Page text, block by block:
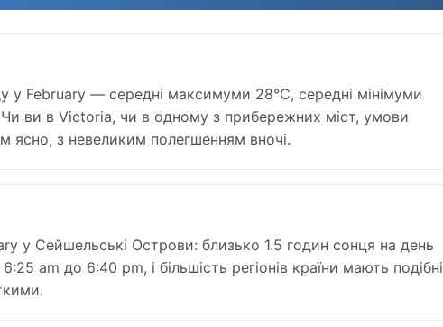
у February — середні максимуми 28°C, середні мінімуми
Чи ви в Victoria, чи в одному з прибережних міст, умови
ясно, з невеликим полегшенням вночі.
у Сейшельські Острови: близько 1.5 годин сонця на день
am до 6:40 pm, і більшість регіонів країни мають подібні